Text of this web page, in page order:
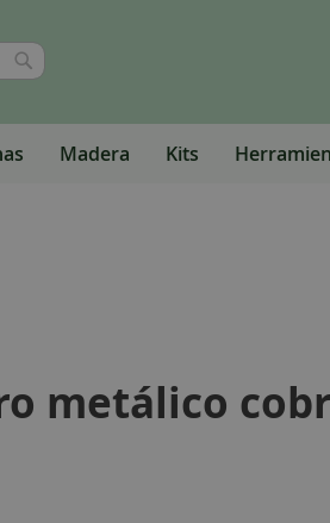
Buscar
Madera Kits
metálico